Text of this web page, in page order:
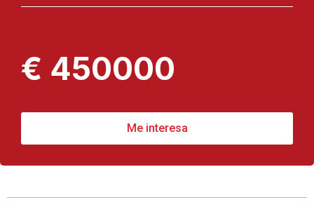
€ 450000
Me interesa